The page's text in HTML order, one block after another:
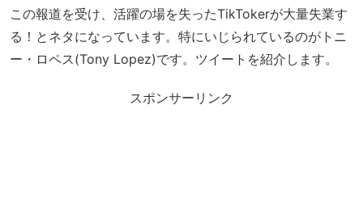
この報道を受け、活躍の場を失ったTikTokerが大量失業す
る！とネタになっています。特にいじられているのがトニ
ー・ロペス(Tony Lopez)です。ツイートを紹介します。
スポンサーリンク